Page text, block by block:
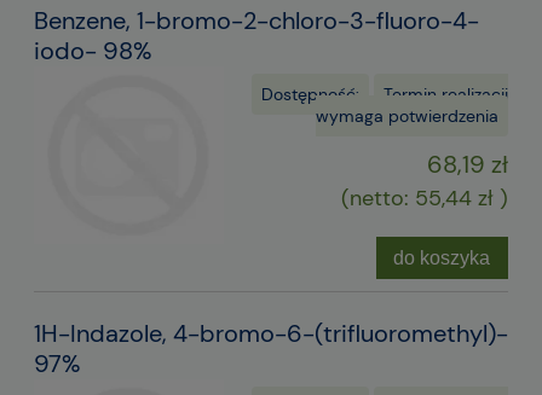
Benzene, 1-bromo-2-chloro-3-fluoro-4-
iodo- 98%
Dostępność:
Termin realizacji
wymaga potwierdzenia
68,19 zł
(netto: 55,44 zł )
do koszyka
1H-Indazole, 4-bromo-6-(trifluoromethyl)-
97%